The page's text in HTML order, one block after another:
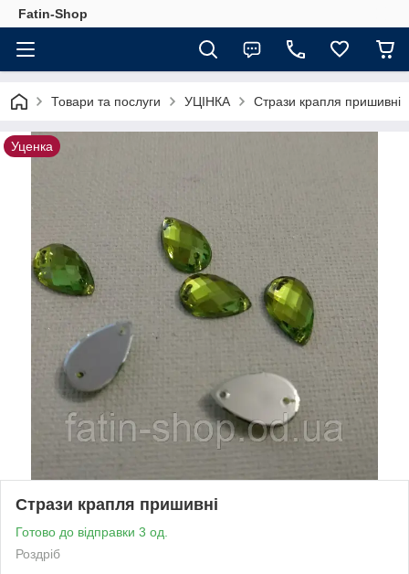
Fatin-Shop
Товари та послуги УЦІНКА Стрази крапля пришивні
Уценка
Стрази крапля пришивні
Готово до відправки 3 од.
Роздріб